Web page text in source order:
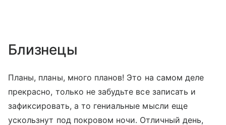
Близнецы
Планы, планы, много планов! Это на самом деле
прекрасно, только не забудьте все записать и
зафиксировать, а то гениальные мысли еще
ускользнут под покровом ночи. Отличный день,